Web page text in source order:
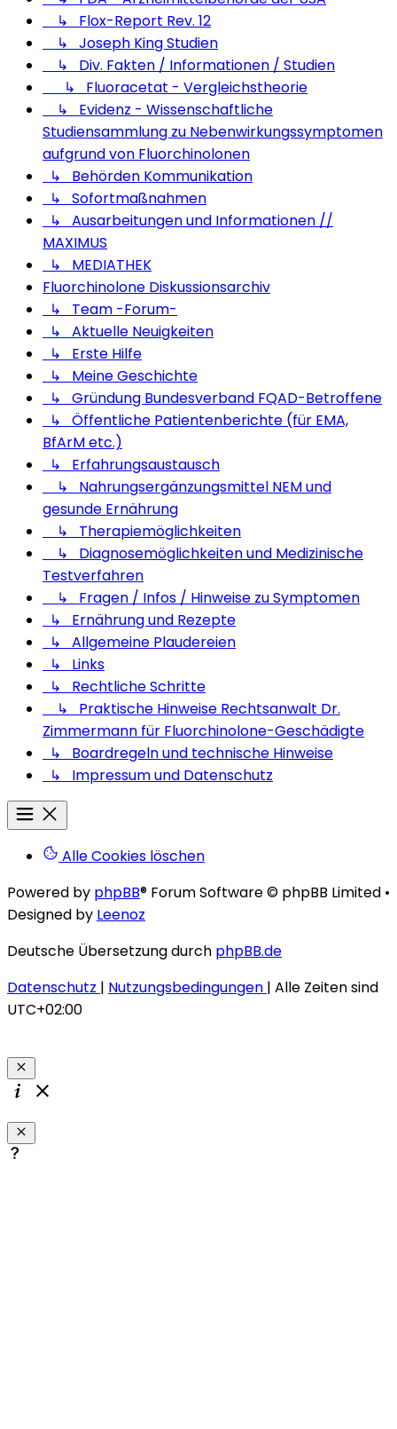
↳ Flox-Report Rev. 12
↳ Joseph King Studien
↳ Div. Fakten / Informationen / Studien
↳ Fluoracetat - Vergleichstheorie
↳ Evidenz - Wissenschaftliche
Studiensammlung zu Nebenwirkungssymptomen
aufgrund von Fluorchinolonen
↳ Behörden Kommunikation
↳ Sofortmaßnahmen
↳ Ausarbeitungen und Informationen //
MAXIMUS
↳ MEDIATHEK
Fluorchinolone Diskussionsarchiv
↳ Team -Forum-
↳ Aktuelle Neuigkeiten
↳ Erste Hilfe
↳ Meine Geschichte
↳ Gründung Bundesverband FQAD-Betroffene
↳ Öffentliche Patientenberichte (für EMA,
BfArM etc.)
↳ Erfahrungsaustausch
↳ Nahrungsergänzungsmittel NEM und
gesunde Ernährung
↳ Therapiemöglichkeiten
↳ Diagnosemöglichkeiten und Medizinische
Testverfahren
↳ Fragen / Infos / Hinweise zu Symptomen
↳ Ernährung und Rezepte
↳ Allgemeine Plaudereien
↳ Links
↳ Rechtliche Schritte
↳ Praktische Hinweise Rechtsanwalt Dr.
Zimmermann für Fluorchinolone-Geschädigte
↳ Boardregeln und technische Hinweise
↳ Impressum und Datenschutz
Alle Cookies löschen
Powered by phpBB® Forum Software © phpBB Limited •
Designed by Leenoz
Deutsche Übersetzung durch phpBB.de
Datenschutz | Nutzungsbedingungen | Alle Zeiten sind
UTC+02:00